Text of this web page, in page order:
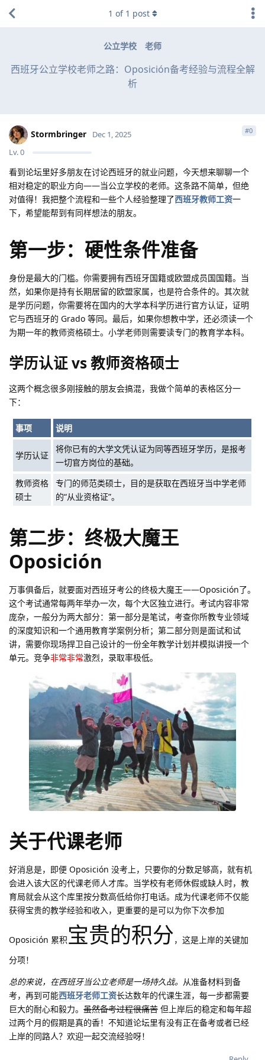
公立学校 老师
西班牙公立学校老师之路：Oposición备考经验与流程全解
析
1 of 1 post
Stormbringer
Lv.0
Dec 1, 2025 #0
看到论坛里好多朋友在讨论西班牙的就业问题，今天想来聊聊一个
相对稳定的职业方向——当公立学校的老师。这条路不简单，但绝
对值得！我把整个流程和一些个人经验整理了西班牙教师工资一
下，希望能帮到有同样想法的朋友。
第一步：硬性条件准备
身份是最大的门槛。你需要拥有西班牙国籍或欧盟成员国国籍。当
然，如果你是持有长期居留的欧盟家属，也是符合条件的。其次就
是学历问题，你需要将在国内的大学本科学历进行官方认证，证明
它与西班牙的 Grado 等同。最后，如果你想教中学，还必须读一个
为期一年的教师资格硕士。小学老师则需要读专门的教育学本科。
学历认证 vs 教师资格硕士
这两个概念很多刚接触的朋友会搞混，我做个简单的表格区分一
下：
事项 说明
学历认证
将你已有的大学文凭认证为同等西班牙学历，是报考
一切官方岗位的基础。
教师资格
硕士
专门的师范类硕士，目的是获取在西班牙当中学老师
的“从业资格证”。
第二步：终极大魔王
Oposición
万事俱备后，就要面对西班牙考公的终极大魔王——Oposición了。
这个考试通常每两年举办一次，每个大区独立进行。考试内容非常
庞杂，一般分为两大部分：第一部分是笔试，考查你所教专业领域
的深度知识和一个通用教育学案例分析；第二部分则是面试和试
讲，需要你现场捍卫自己设计的一份全年教学计划并模拟讲授一个
单元。竞争非常非常激烈，录取率极低。
关于代课老师
好消息是，即便 Oposición 没考上，只要你的分数足够高，就有机
会进入该大区的代课老师人才库。当学校有老师休假或缺人时，教
育局就会从这个库里按分数高低给你打电话。成为代课老师不仅能
获得宝贵的教学经验和收入，更重要的是可以为你下次参加
Oposición 累积宝贵的积分，这是上岸的关键加
分项！
总的来说，在西班牙当公立老师是一场持久战。 从准备材料到备
考，再到可能西班牙老师工资长达数年的代课生涯，每一步都需要
巨大的耐心和毅力。 虽然备考过程很痛苦 但上岸后的稳定和每年超
过两个月的假期是真的香！不知道论坛里有没有正在备考或者已经
上岸的同路人？欢迎一起交流经验呀！